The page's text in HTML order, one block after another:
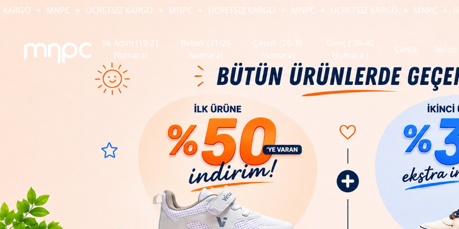
MNPC ÜCRETSİZ KARGO MNPC ÜCRETSİZ KARGO MNPC ÜCRETSİZ KARGO MNPC ÜCRETSİZ
İlk Adım (19-21
Numara)
Bebek (21-25
Numara)
Çocuk (26-36
Numara)
Genç ( 36-40
Numara )
Çanta Sezon